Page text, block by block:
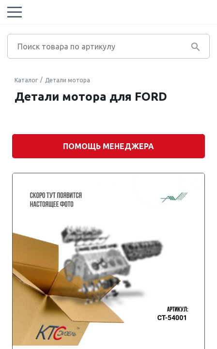
Каталог Детали мотора
Детали мотора для FORD
автомобиля
двигателя
ПОМОЩЬ МЕНЕДЖЕРА